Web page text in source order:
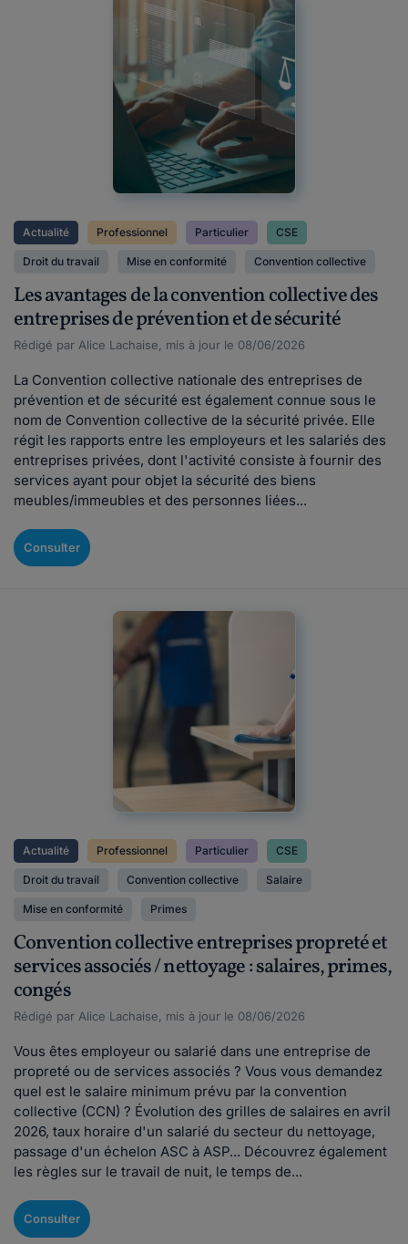
Actualité Professionnel Particulier CSE
Droit du travail Mise en conformité Convention collective
Les avantages de la convention collective des
entreprises de prévention et de sécurité
Rédigé par Alice Lachaise, mis à jour le 08/06/2026
La Convention collective nationale des entreprises de
prévention et de sécurité est également connue sous le
nom de Convention collective de la sécurité privée. Elle
régit les rapports entre les employeurs et les salariés des
entreprises privées, dont l'activité consiste à fournir des
services ayant pour objet la sécurité des biens
meubles/immeubles et des personnes liées...
Consulter
Actualité Professionnel Particulier CSE
Droit du travail Convention collective Salaire
Mise en conformité Primes
Convention collective entreprises propreté et
services associés / nettoyage : salaires, primes,
congés
Rédigé par Alice Lachaise, mis à jour le 08/06/2026
Vous êtes employeur ou salarié dans une entreprise de
propreté ou de services associés ? Vous vous demandez
quel est le salaire minimum prévu par la convention
collective (CCN) ? Évolution des grilles de salaires en avril
2026, taux horaire d'un salarié du secteur du nettoyage,
passage d'un échelon ASC à ASP... Découvrez également
les règles sur le travail de nuit, le temps de...
Consulter